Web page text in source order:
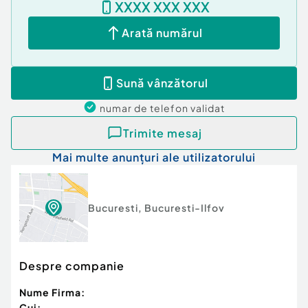
Se acceptă toate modalitățile de plată.
Informațiile tehnice au caracter orientativ,
preluate de la proprietar.
codul P11922.
Confort:1
Bloc de apartamente
Număr Băi:
XXXX XXX XXX
Arată numărul
Sună vânzătorul
numar de telefon validat
Trimite mesaj
Mai multe anunțuri ale utilizatorului
Bucuresti, Bucuresti-Ilfov
Despre companie
Nume Firma: